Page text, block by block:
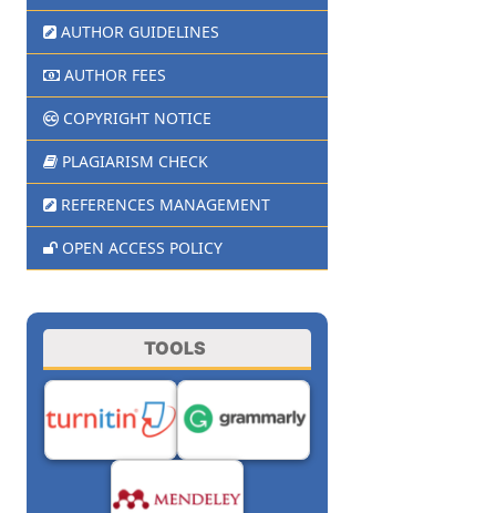
AUTHOR GUIDELINES
AUTHOR FEES
COPYRIGHT NOTICE
PLAGIARISM CHECK
REFERENCES MANAGEMENT
OPEN ACCESS POLICY
TOOLS